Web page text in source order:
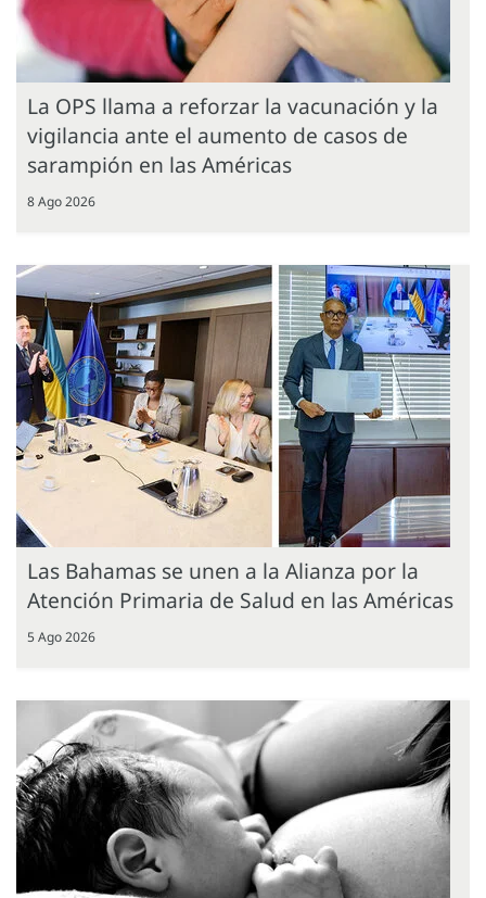
La OPS llama a reforzar la vacunación y la
vigilancia ante el aumento de casos de
sarampión en las Américas
8 Ago 2026
Las Bahamas se unen a la Alianza por la
Atención Primaria de Salud en las Américas
5 Ago 2026